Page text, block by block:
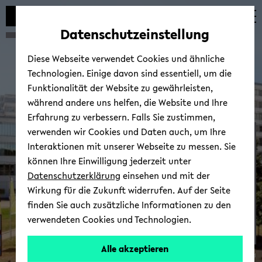
Automatische
vermeiden
skip
main
skip
main
skip
footer
Lehr­stuhl­team
© Uni­ver­si­tät Bie­le­feld
Datenschutzeinstellung
Diese Webseite verwendet Cookies und ähnliche
Technologien. Einige davon sind essentiell, um die
Funktionalität der Website zu gewährleisten,
während andere uns helfen, die Website und Ihre
Erfahrung zu verbessern. Falls Sie zustimmen,
verwenden wir Cookies und Daten auch, um Ihre
Interaktionen mit unserer Webseite zu messen. Sie
können Ihre Einwilligung jederzeit unter
Datenschutzerklärung einsehen und mit der
Wirkung für die Zukunft widerrufen. Auf der Seite
finden Sie auch zusätzliche Informationen zu den
verwendeten Cookies und Technologien.
Alle akzeptieren